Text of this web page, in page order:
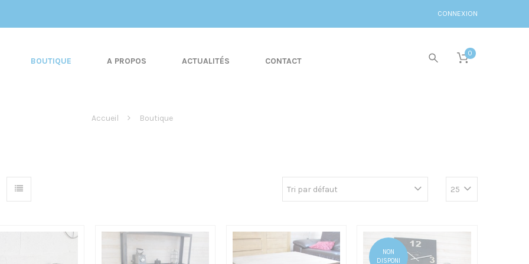
CONNEXION
BOUTIQUE A PROPOS ACTUALITÉS CONTACT
0
Accueil Boutique
NON
DISPONI